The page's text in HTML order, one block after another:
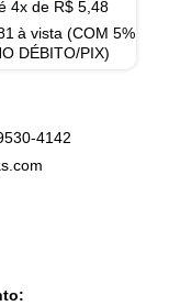
4x de R$5,48
à vista (COM 5%
DÉBITO/PIX)
4142